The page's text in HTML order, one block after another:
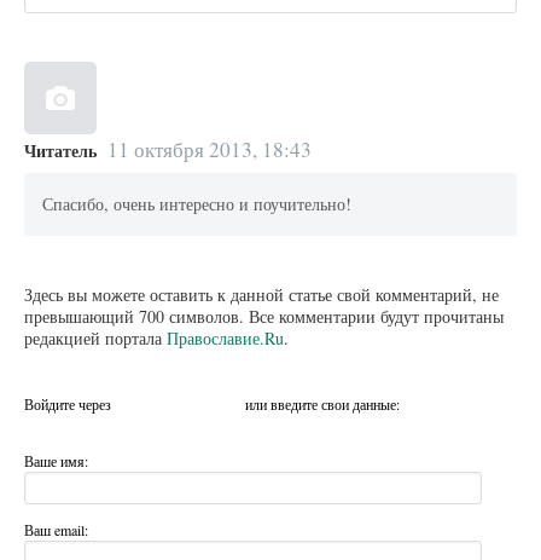
Читатель 11 октября 2013, 18:43
Спасибо, очень интересно и поучительно!
Здесь вы можете оставить к данной статье свой комментарий, не
превышающий 700 символов. Все комментарии будут прочитаны
редакцией портала Православие.Ru.
Войдите через или введите свои данные:
Ваше имя:
Ваш email: